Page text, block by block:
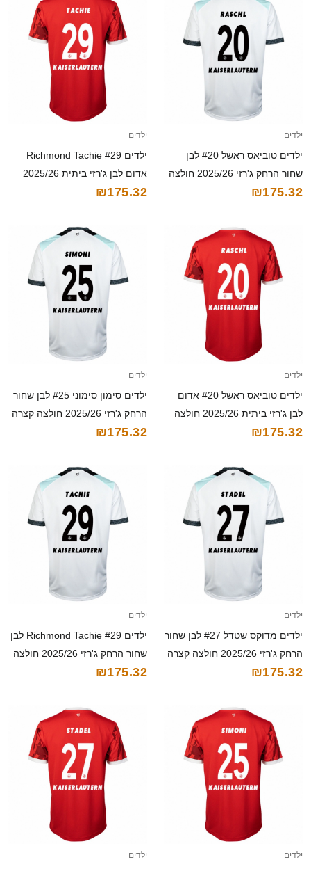
ילדים
ילדים טוביאס ראשל #20 לבן
שחור הרחק ג'רזי 2025/26 חולצה
קצרה
₪175.32
ילדים
ילדים Richmond Tachie #29
אדום לבן ג'רזי ביתית 2025/26
חולצה קצרה
₪175.32
ילדים
ילדים טוביאס ראשל #20 אדום
לבן ג'רזי ביתית 2025/26 חולצה
קצרה
₪175.32
ילדים
ילדים סימון סימוני #25 לבן שחור
הרחק ג'רזי 2025/26 חולצה קצרה
₪175.32
ילדים
ילדים מדוקס שטדל #27 לבן שחור
הרחק ג'רזי 2025/26 חולצה קצרה
₪175.32
ילדים
ילדים Richmond Tachie #29 לבן
שחור הרחק ג'רזי 2025/26 חולצה
קצרה
₪175.32
ילדים ילדים